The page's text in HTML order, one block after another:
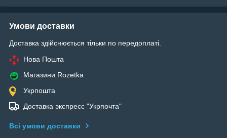
Умови доставки
Доставка здійснюється тільки по передоплаті.
Нова Пошта
Магазини Rozetka
Укрпошта
Доставка экспресс "Укрпочта"
Всі умови доставки